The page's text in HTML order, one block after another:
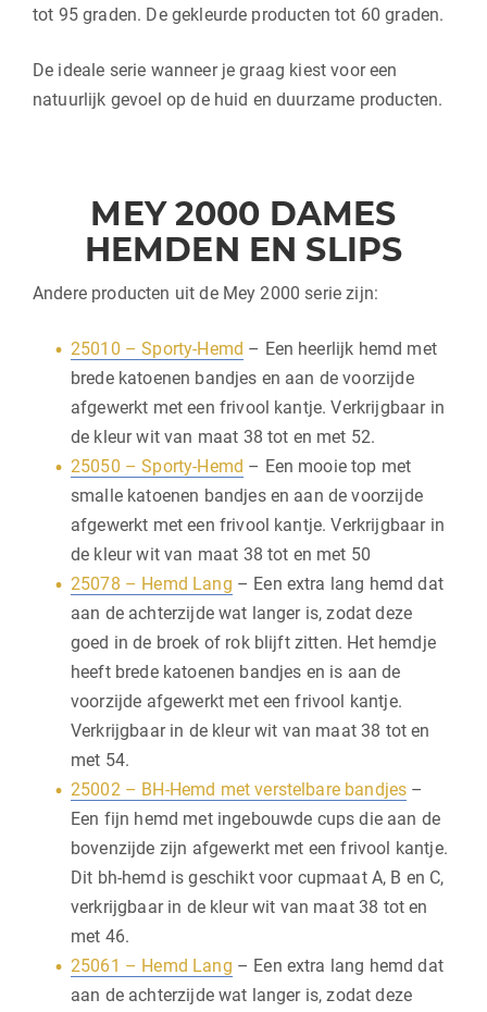
tot 95 graden. De gekleurde producten tot 60 graden.
De ideale serie wanneer je graag kiest voor een
natuurlijk gevoel op de huid en duurzame producten.
MEY 2000 DAMES
HEMDEN EN SLIPS
Andere producten uit de Mey 2000 serie zijn:
25010 – Sporty-Hemd – Een heerlijk hemd met
brede katoenen bandjes en aan de voorzijde
afgewerkt met een frivool kantje. Verkrijgbaar in
de kleur wit van maat 38 tot en met 52.
25050 – Sporty-Hemd – Een mooie top met
smalle katoenen bandjes en aan de voorzijde
afgewerkt met een frivool kantje. Verkrijgbaar in
de kleur wit van maat 38 tot en met 50
25078 – Hemd Lang – Een extra lang hemd dat
aan de achterzijde wat langer is, zodat deze
goed in de broek of rok blijft zitten. Het hemdje
heeft brede katoenen bandjes en is aan de
voorzijde afgewerkt met een frivool kantje.
Verkrijgbaar in de kleur wit van maat 38 tot en
met 54.
25002 – BH-Hemd met verstelbare bandjes –
Een fijn hemd met ingebouwde cups die aan de
bovenzijde zijn afgewerkt met een frivool kantje.
Dit bh-hemd is geschikt voor cupmaat A, B en C,
verkrijgbaar in de kleur wit van maat 38 tot en
met 46.
25061 – Hemd Lang – Een extra lang hemd dat
aan de achterzijde wat langer is, zodat deze